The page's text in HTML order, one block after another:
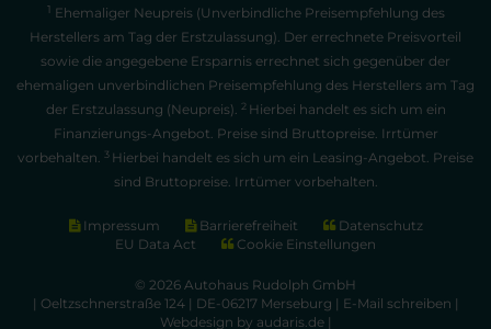
1 Ehemaliger Neupreis (Unverbindliche Preisempfehlung des
Herstellers am Tag der Erstzulassung). Der errechnete Preisvorteil
sowie die angegebene Ersparnis errechnet sich gegenüber der
ehemaligen unverbindlichen Preisempfehlung des Herstellers am Tag
der Erstzulassung (Neupreis). 2 Hierbei handelt es sich um ein
Finanzierungs-Angebot. Preise sind Bruttopreise. Irrtümer
vorbehalten. 3 Hierbei handelt es sich um ein Leasing-Angebot. Preise
sind Bruttopreise. Irrtümer vorbehalten.
Impressum Barrierefreiheit
Datenschutz
EU Data Act
Cookie Einstellungen
© 2026 Autohaus Rudolph GmbH
| Oeltzschnerstraße 124 | DE-06217 Merseburg | E-Mail schreiben |
Webdesign by audaris.de|